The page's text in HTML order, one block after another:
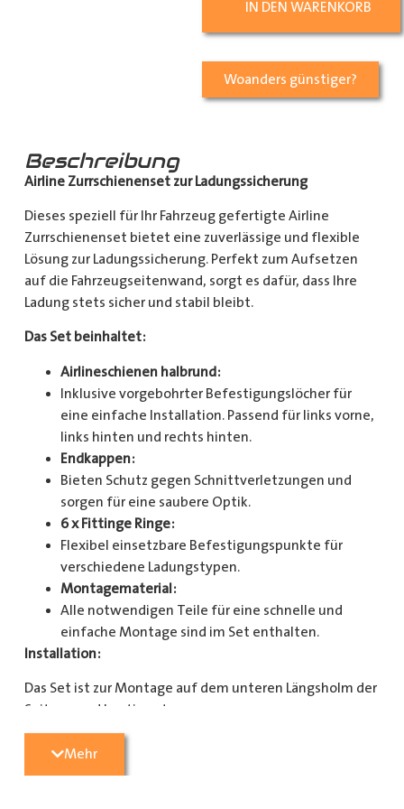
IN DEN WARENKORB
Woanders günstiger?
Beschreibung
Airline Zurrschienenset zur Ladungssicherung
Dieses speziell für Ihr Fahrzeug gefertigte Airline
Zurrschienenset bietet eine zuverlässige und flexible
Lösung zur Ladungssicherung. Perfekt zum Aufsetzen
auf die Fahrzeugseitenwand, sorgt es dafür, dass Ihre
Ladung stets sicher und stabil bleibt.
Das Set beinhaltet:
Airlineschienen halbrund:
Inklusive vorgebohrter Befestigungslöcher für
eine einfache Installation. Passend für links vorne,
links hinten und rechts hinten.
Endkappen:
Bieten Schutz gegen Schnittverletzungen und
sorgen für eine saubere Optik.
6 x Fittinge Ringe:
Flexibel einsetzbare Befestigungspunkte für
verschiedene Ladungstypen.
Montagematerial:
Alle notwendigen Teile für eine schnelle und
einfache Montage sind im Set enthalten.
Installation:
Das Set ist zur Montage auf dem unteren Längsholm der
Seitenwand bestimmt.
Mit diesem Zurrschienenset verbessern Sie die
Mehr